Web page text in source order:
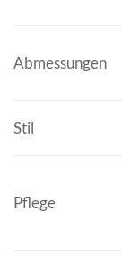
Abmessungen
Stil
Pflege